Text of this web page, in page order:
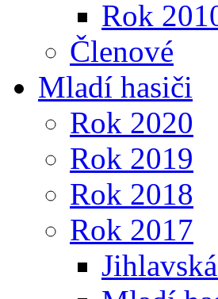
Rok
Členové
Mladí hasiči
Rok 2020
Rok 2019
Rok 2018
Rok 2017